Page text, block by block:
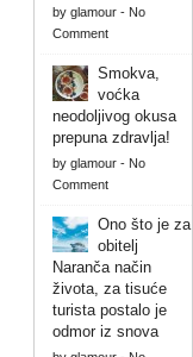
by glamour- No
Comment
Smokva,
voćka
neodoljivog okusa
prepuna zdravlja!
by glamour- No
Comment
Ono što je za
obitelj
Naranča način
života, za tisuće
turista postalo je
odmor iz snova